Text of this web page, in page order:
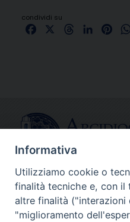
condividi su
FacebookThreadsLinkedIn
CONTATTI
info@fermodiocesi.it
pec:
Informativa
Utilizziamo cookie o
finalità tecniche e, con il
altre finalità ("interazioni
"miglioramento